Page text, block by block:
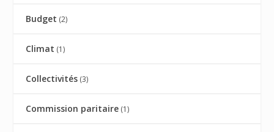
Budget (2)
Climat (1)
Collectivités (3)
Commission paritaire (1)